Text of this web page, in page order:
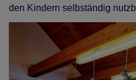
den Kindern selbständig